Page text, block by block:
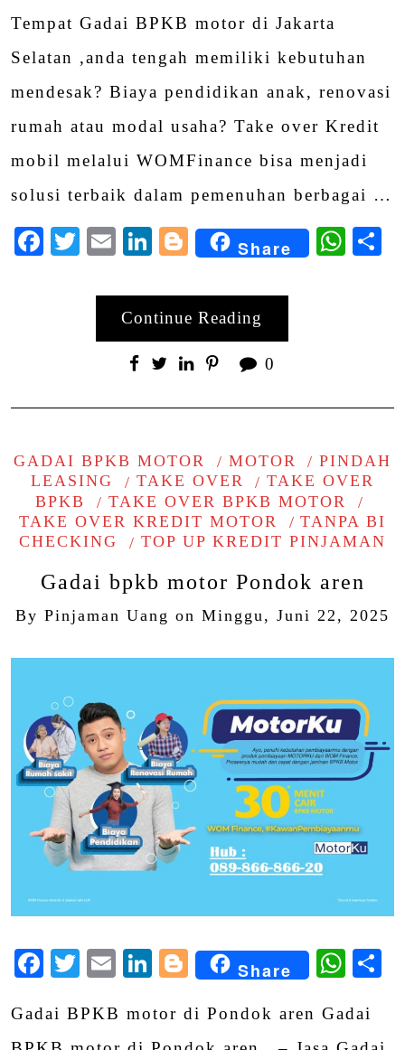
Tempat Gadai BPKB motor di Jakarta
Selatan ,anda tengah memiliki kebutuhan
mendesak? Biaya pendidikan anak, renovasi
rumah atau modal usaha? Take over Kredit
mobil melalui WOMFinance bisa menjadi
solusi terbaik dalam pemenuhan berbagai …
Facebook
Twitter
EmailLinkedIn
Blogger
Share
Continue Reading
0
GADAI BPKB MOTOR MOTOR
PINDAH
LEASING
TAKE OVER
TAKE OVER
BPKB
TAKE OVER BPKB MOTOR
TAKE OVER KREDIT MOTOR
TANPA BI
CHECKING
TOP UP KREDIT PINJAMAN
Gadai bpkb motor Pondok aren
By Pinjaman Uang on Minggu, Juni 22, 2025
Facebook
Twitter
EmailLinkedIn
Blogger
Share
Gadai BPKB motor di Pondok aren Gadai